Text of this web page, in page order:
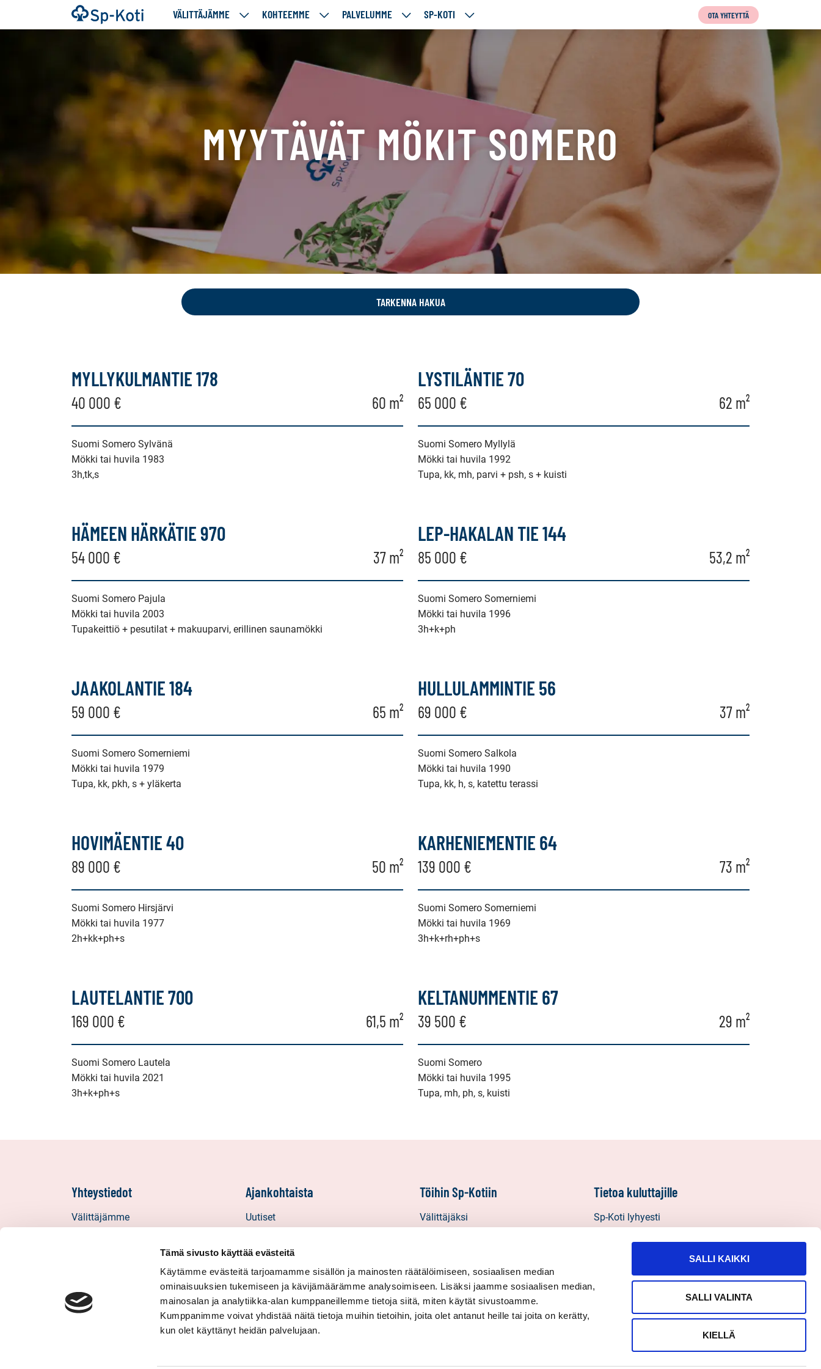
Tämä sivusto käyttää evästeitä
Käytämme evästeitä tarjoamamme sisällön ja mainosten räätälöimiseen, sosiaalisen median
ominaisuuksien tukemiseen ja kävijämäärämme analysoimiseen. Lisäksi jaamme sosiaalisen median,
mainosalan ja analytiikka-alan kumppaneillemme tietoja siitä, miten käytät sivustoamme.
Kumppanimme voivat yhdistää näitä tietoja muihin tietoihin, joita olet antanut heille tai joita on kerätty,
kun olet käyttänyt heidän palvelujaan.
SALLI KAIKKI
SALLI VALINTA
KIELLÄ
Siirry
sisältöön
Etusivu VÄLITTÄJÄMME
VÄLITTÄJÄMME
KOHTEEMME
KOHTEEMME
PALVELUMME
PALVELUMME
ALASIVUT
SP-KOTI
SP-
KOTI
ALASIVUT
OTA YHTEYTTÄ
MYYTÄVÄT MÖKIT SOMERO
Tällä
sivulla
näytetään
tai
huvila,
lomahuoneisto,
lomaosake
TARKENNA HAKUA
MYLLYKULMANTIE 178
40 000 € 60 m²
Suomi Somero Sylvänä
Mökki tai huvila 1983
3h,tk,s
LYSTILÄNTIE 70
65 000 € 62 m²
Suomi Somero Myllylä
Mökki tai huvila 1992
Tupa, kk, mh, parvi + psh, s + kuisti
HÄMEEN HÄRKÄTIE 970
54 000 € 37 m²
Suomi Somero Pajula
Mökki tai huvila 2003
Tupakeittiö + pesutilat + makuuparvi, erillinen saunamökki
LEP-HAKALAN TIE 144
85 000 € 53,2 m²
Suomi Somero Somerniemi
Mökki tai huvila 1996
3h+k+ph
JAAKOLANTIE 184
59 000 € 65 m²
Suomi Somero Somerniemi
Mökki tai huvila 1979
Tupa, kk, pkh, s + yläkerta
HULLULAMMINTIE 56
69 000 € 37 m²
Suomi Somero Salkola
Mökki tai huvila 1990
Tupa, kk, h, s, katettu terassi
HOVIMÄENTIE 40
89 000 € 50 m²
Suomi Somero Hirsjärvi
Mökki tai huvila 1977
2h+kk+ph+s
KARHENIEMENTIE 64
139 000 € 73 m²
Suomi Somero Somerniemi
Mökki tai huvila 1969
3h+k+rh+ph+s
LAUTELANTIE 700
169 000 € 61,5 m²
Suomi Somero Lautela
Mökki tai huvila 2021
3h+k+ph+s
KELTANUMMENTIE 67
39 500 € 29 m²
Suomi Somero
Mökki tai huvila 1995
Tupa, mh, ph, s, kuisti
Yhteystiedot
Välittäjämme
Sp-Koti Keskusyksikkö
Ajankohtaista
Uutiset
Asiakastarinat
Uratarinat
Sp-Kodin uutiskirjeet
Töihin Sp-Kotiin
Välittäjäksi
Tietoa kuluttajille
Sp-Koti lyhyesti
evästeet